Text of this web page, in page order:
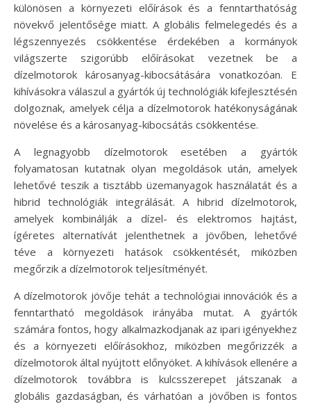
különösen a környezeti előírások és a fenntarthatóság
növekvő jelentősége miatt. A globális felmelegedés és a
légszennyezés csökkentése érdekében a kormányok
világszerte szigorúbb előírásokat vezetnek be a
dízelmotorok károsanyag-kibocsátására vonatkozóan. E
kihívásokra válaszul a gyártók új technológiák kifejlesztésén
dolgoznak, amelyek célja a dízelmotorok hatékonyságának
növelése és a károsanyag-kibocsátás csökkentése.
A legnagyobb dízelmotorok esetében a gyártók
folyamatosan kutatnak olyan megoldások után, amelyek
lehetővé teszik a tisztább üzemanyagok használatát és a
hibrid technológiák integrálását. A hibrid dízelmotorok,
amelyek kombinálják a dízel- és elektromos hajtást,
ígéretes alternatívát jelenthetnek a jövőben, lehetővé
téve a környezeti hatások csökkentését, miközben
megőrzik a dízelmotorok teljesítményét.
A dízelmotorok jövője tehát a technológiai innovációk és a
fenntartható megoldások irányába mutat. A gyártók
számára fontos, hogy alkalmazkodjanak az ipari igényekhez
és a környezeti előírásokhoz, miközben megőrizzék a
dízelmotorok által nyújtott előnyöket. A kihívások ellenére a
dízelmotorok továbbra is kulcsszerepet játszanak a
globális gazdaságban, és várhatóan a jövőben is fontos